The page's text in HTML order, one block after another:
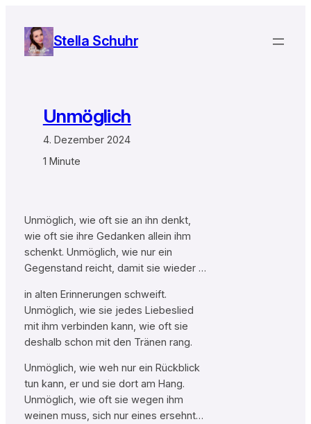
Inhalt
springen
Stella Schuhr
Unmöglich
4. Dezember 2024
1 Minute
Unmöglich, wie oft sie an ihn denkt,
wie oft sie ihre Gedanken allein ihm
schenkt. Unmöglich, wie nur ein
Gegenstand reicht, damit sie wieder …
in alten Erinnerungen schweift.
Unmöglich, wie sie jedes Liebeslied
mit ihm verbinden kann, wie oft sie
deshalb schon mit den Tränen rang.
Unmöglich, wie weh nur ein Rückblick
tun kann, er und sie dort am Hang.
Unmöglich, wie oft sie wegen ihm
weinen muss, sich nur eines ersehnt…